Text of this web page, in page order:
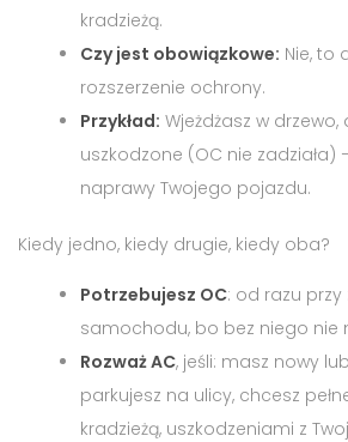
kradzieżą.
Czy jest obowiązkowe: Nie, to
rozszerzenie ochrony.
Przykład: Wjeżdżasz w
uszkodzone (OC nie zadziała)
naprawy Twojego pojazdu.
Kiedy jedno, kiedy drugie, kiedy oba?
Potrzebujesz OC: od razu przy
samochodu, bo bez niego nie
Rozważ AC, jeśli: masz nowy
parkujesz na ulicy, chcesz
kradzieżą, uszkodzeniami z